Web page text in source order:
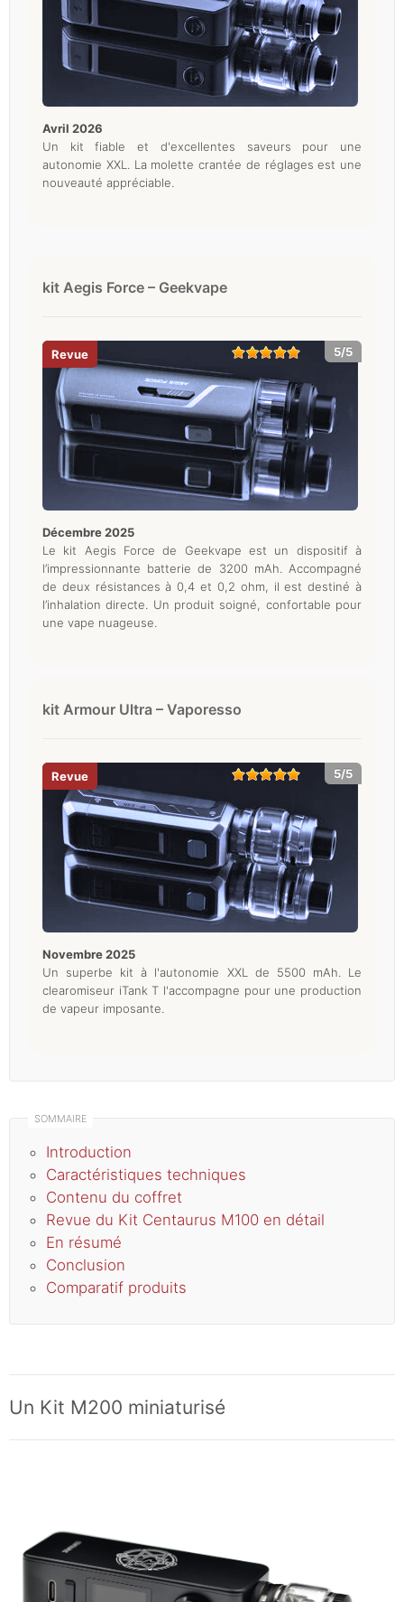
avril 2026
Un kit fiable et d'excellentes saveurs pour une
autonomie XXL. La molette crantée de réglages est une
nouveauté appréciable.
kit Aegis Force – Geekvape
5/5
décembre 2025
Le kit Aegis Force de Geekvape est un dispositif à
l’impressionnante batterie de 3200 mAh. Accompagné
de deux résistances à 0,4 et 0,2 ohm, il est destiné à
l’inhalation directe. Un produit soigné, confortable pour
une vape nuageuse.
kit Armour Ultra – Vaporesso
5/5
novembre 2025
Un superbe kit à l'autonomie XXL de 5500 mAh. Le
clearomiseur iTank T l'accompagne pour une production
de vapeur imposante.
Introduction
Caractéristiques techniques
Contenu du coffret
Revue du Kit Centaurus M100 en détail
En résumé
Conclusion
Comparatif produits
Un Kit M200 miniaturisé